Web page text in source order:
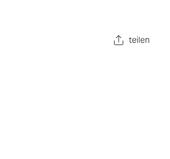
teilen